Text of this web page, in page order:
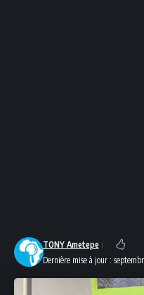
Dernière mise à jour :
TONY Ametepe